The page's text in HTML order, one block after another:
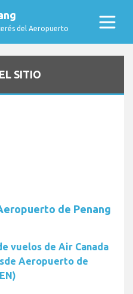
del Aeropuerto
SITIO
de Penang
vuelos de Air Canada
Aeropuerto de